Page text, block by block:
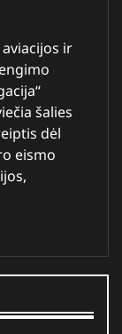
ir
šalies
dėl
eismo